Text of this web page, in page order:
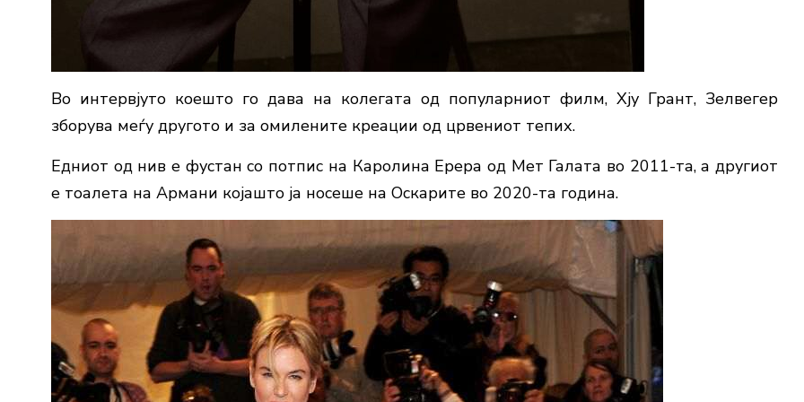
Во интервјуто коешто го дава на колегата од популарниот филм, Хју Грант, Зелвегер
зборува меѓу другото и за омилените креации од црвениот тепих.
Едниот од нив е фустан со потпис на Каролина Ерера од Мет Галата во 2011-та, а другиот
е тоалета на Армани којашто ја носеше на Оскарите во 2020-та година.